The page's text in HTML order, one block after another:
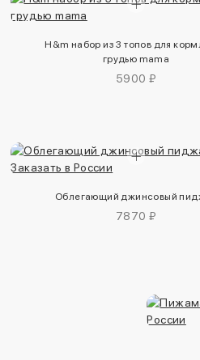
H&m набор из 3 топов для
грудью mama
5900 ₽
Облегающий джинсовый
7870 ₽